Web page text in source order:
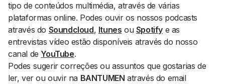
tipo de conteúdos multimédia, através de várias
plataformasonline. Podes ouvir os nossos podcasts
através do Soundcloud, Itunes ou Spotify e as
entrevistas vídeo estão disponíveis através do nosso
canal de YouTube.
Podes sugerir correções ou assuntos que gostarias de
ler, ver ou ouvir na BANTUMEN através do email